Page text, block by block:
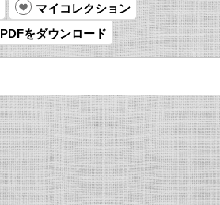
マイコレクション
PDFをダウンロード